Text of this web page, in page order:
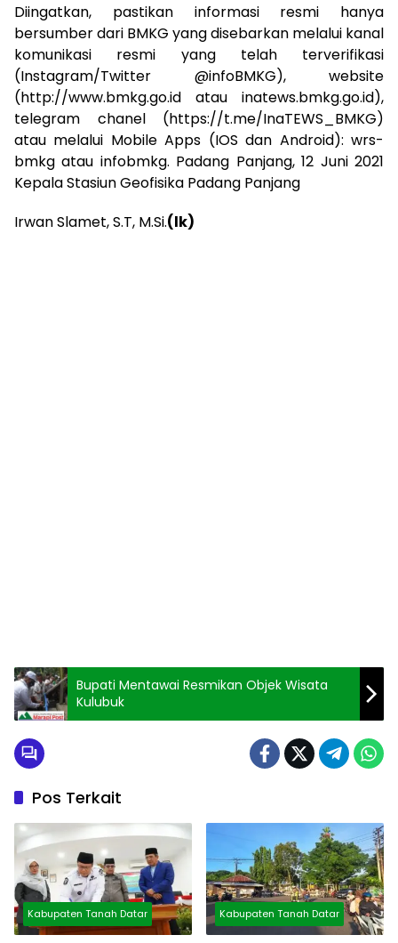
Diingatkan, pastikan informasi resmi hanya
bersumber dari BMKG yang disebarkan melalui kanal
komunikasi resmi yang telah terverifikasi
(Instagram/Twitter @infoBMKG), website
(http://www.bmkg.go.id atau inatews.bmkg.go.id),
telegram chanel (https://t.me/InaTEWS_BMKG)
atau melalui Mobile Apps (IOS dan Android): wrs-
bmkg atau infobmkg. Padang Panjang, 12 Juni 2021
Kepala Stasiun Geofisika Padang Panjang
Irwan Slamet, S.T, M.Si.(lk)
Bupati Mentawai Resmikan Objek Wisata
Kulubuk
Pos Terkait
Kabupaten Tanah Datar Kabupaten Tanah Datar